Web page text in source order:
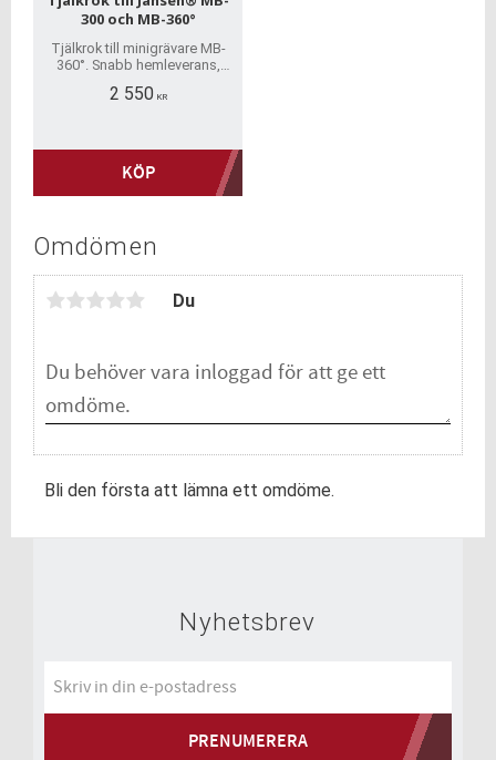
Omdömen
Du
Bli den första att lämna ett omdöme.
300 och MB-360°
Tjälkrok till minigrävare MB-
360°. Snabb hemleverans,
betalning, alla reservdelar
2 550KR
KÖP
Nyhetsbrev
PRENUMERERA